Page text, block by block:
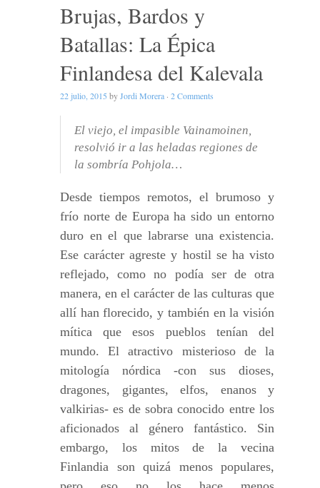
Brujas, Bardos y
Batallas: La Épica
Finlandesa del Kalevala
22 julio, 2015 byJordi Morera · 2 Comments
El viejo, el impasible Vainamoinen,
resolvió ir a las heladas regiones de
la sombría Pohjola…
Desde tiempos remotos, el brumoso y
frío norte de Europa ha sido un entorno
duro en el que labrarse una existencia.
Ese carácter agreste y hostil se ha visto
reflejado, como no podía ser de otra
manera, en el carácter de las culturas que
allí han florecido, y también en la visión
mítica que esos pueblos tenían del
mundo. El atractivo misterioso de la
mitología nórdica -con sus dioses,
dragones, gigantes, elfos, enanos y
valkirias- es de sobra conocido entre los
aficionados al género fantástico. Sin
embargo, los mitos de la vecina
Finlandia son quizá menos populares,